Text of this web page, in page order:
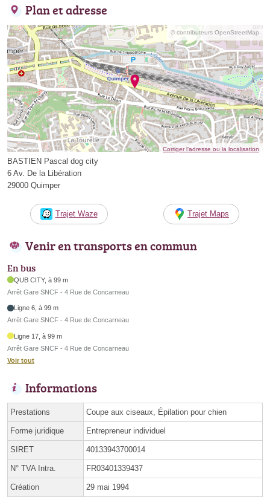
Plan et adresse
© contributeurs OpenStreetMap
Corriger l’adresse ou la localisation
BASTIEN Pascal dog city
6 Av. De la Libération
29000 Quimper
Trajet Waze Trajet Maps
Venir en transports en commun
En bus
QUB CITY, à 99 m
Arrêt Gare SNCF - 4 Rue de Concarneau
Ligne 6, à 99 m
Arrêt Gare SNCF - 4 Rue de Concarneau
Ligne 17, à 99 m
Arrêt Gare SNCF - 4 Rue de Concarneau
Voir tout
Informations
Prestations Coupe aux ciseaux, Épilation pour chien
Forme juridique Entrepreneur individuel
SIRET 40133943700014
N° TVA Intra. FR03401339437
Création 29 mai 1994